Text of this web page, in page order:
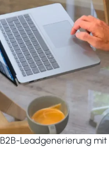
B2B-Leadgenerierung